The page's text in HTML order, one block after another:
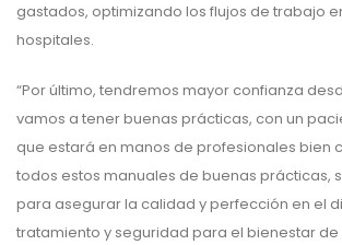
gastados, optimizando los flujos de trabajo
hospitales.
“Por último, tendremos mayor confianza
vamos a tener buenas prácticas, con un
que estará en manos de profesionales bien
todos estos manuales de buenas prácticas,
para asegurar la calidad y perfección en el
tratamiento y seguridad para el bienestar de